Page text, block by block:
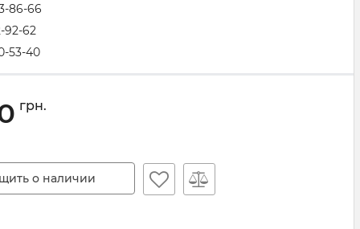
86-66
92-62
53-40
грн.
о наличии